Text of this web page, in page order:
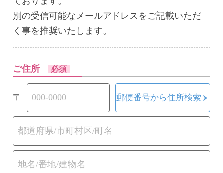
別の受信可能なメールアドレスをご記載いただ
く事を推奨いたします。
ご住所 必須
〒 郵便番号から住所検索